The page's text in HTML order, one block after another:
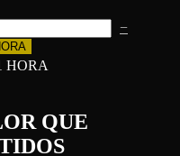
−
HORA
QUE